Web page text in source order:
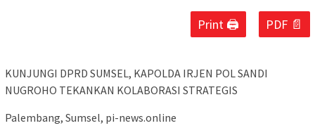
Print 🖨 PDF 📄
KUNJUNGI DPRD SUMSEL, KAPOLDA IRJEN POL SANDI
NUGROHO TEKANKAN KOLABORASI STRATEGIS
Palembang, Sumsel, pi-news.online